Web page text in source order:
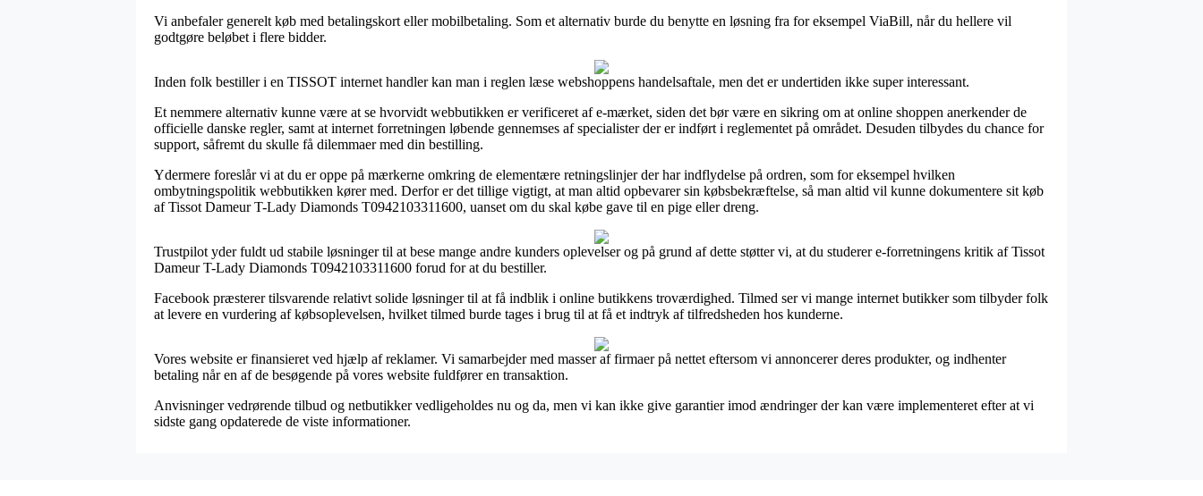
Vi anbefaler generelt køb med betalingskort eller mobilbetaling. Som et alternativ burde du benytte en løsning fra for eksempel ViaBill, når du hellere vil
godtgøre beløbet i flere bidder.
Inden folk bestiller i en TISSOT internet handler kan man i reglen læse webshoppens handelsaftale, men det er undertiden ikke super interessant.
Et nemmere alternativ kunne være at se hvorvidt webbutikken er verificeret af e-mærket, siden det bør være en sikring om at online shoppen anerkender de
officielle danske regler, samt at internet forretningen løbende gennemses af specialister der er indført i reglementet på området. Desuden tilbydes du chance for
support, såfremt du skulle få dilemmaer med din bestilling.
Ydermere foreslår vi at du er oppe på mærkerne omkring de elementære retningslinjer der har indflydelse på ordren, som for eksempel hvilken
ombytningspolitik webbutikken kører med. Derfor er det tillige vigtigt, at man altid opbevarer sin købsbekræftelse, så man altid vil kunne dokumentere sit køb
af Tissot Dameur T-Lady Diamonds T0942103311600, uanset om du skal købe gave til en pige eller dreng.
Trustpilot yder fuldt ud stabile løsninger til at bese mange andre kunders oplevelser og på grund af dette støtter vi, at du studerer e-forretningens kritik af Tissot
Dameur T-Lady Diamonds T0942103311600 forud for at du bestiller.
Facebook præsterer tilsvarende relativt solide løsninger til at få indblik i online butikkens troværdighed. Tilmed ser vi mange internet butikker som tilbyder folk
at levere en vurdering af købsoplevelsen, hvilket tilmed burde tages i brug til at få et indtryk af tilfredsheden hos kunderne.
Vores website er finansieret ved hjælp af reklamer. Vi samarbejder med masser af firmaer på nettet eftersom vi annoncerer deres produkter, og indhenter
betaling når en af de besøgende på vores website fuldfører en transaktion.
Anvisninger vedrørende tilbud og netbutikker vedligeholdes nu og da, men vi kan ikke give garantier imod ændringer der kan være implementeret efter at vi
sidste gang opdaterede de viste informationer.